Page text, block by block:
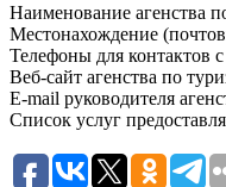
Наименование
Местонахождение
Телефоны для контактов
Веб-сайт агенства по
E-mail руководителя
Список услуг